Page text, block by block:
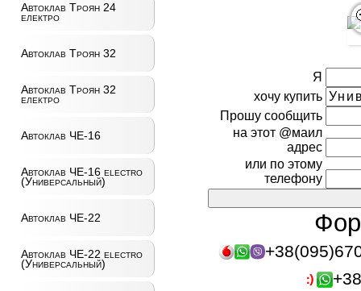
Автоклав Троян 24
електро
Автоклав Троян 32
Автоклав Троян 32
електро
Автоклав ЧЕ-16
Автоклав ЧЕ-16 electro
(Универсальный)
Автоклав ЧЕ-22
Автоклав ЧЕ-22 electro
(Универсальный)
Я
хочу купить
Прошу сообщить
на этот @маил
адрес
или по этому
телефону